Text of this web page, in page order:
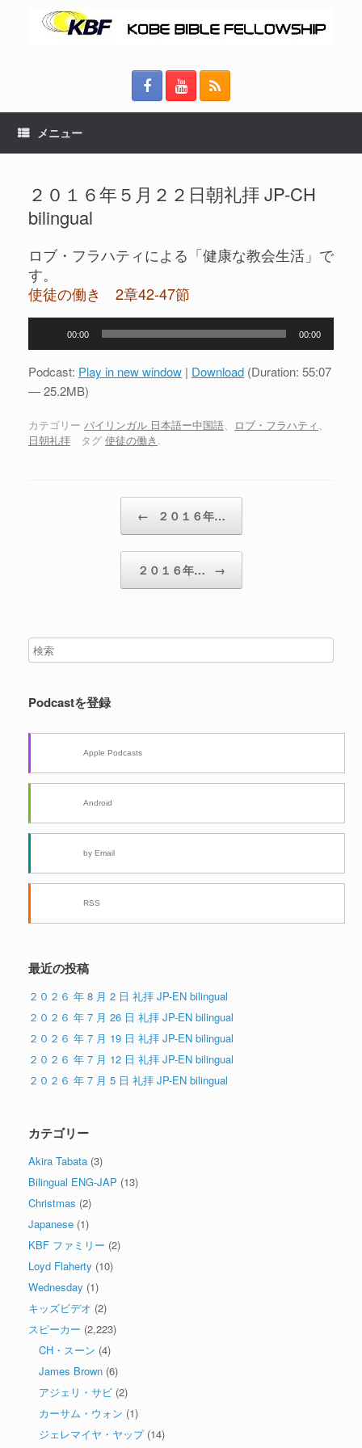
メニュー
２０１６年５月２２日朝礼拝 JP-CH
bilingual
ロブ・フラハティによる「健康な教会生活」で
す。
使徒の働き 2章42-47節
プ
ヤ
ー
00:00 00:00
Podcast: Play in new window | Download (Duration: 55:07
— 25.2MB)
カテゴリー バイリンガル 日本語ー中国語、 ロブ・フラハティ、
日朝礼拝 タグ 使徒の働き .
← ２０１６年…
２０１６年… →
Podcastを登録
Apple Podcasts
Android
by Email
RSS
最近の投稿
２０２６ 年 8 月 2 日 礼拝 JP-EN bilingual
２０２６ 年 7 月 26 日 礼拝 JP-EN bilingual
２０２６ 年 7 月 19 日 礼拝 JP-EN bilingual
２０２６ 年 7 月 12 日 礼拝 JP-EN bilingual
２０２６ 年 7 月 5 日 礼拝 JP-EN bilingual
カテゴリー
Akira Tabata (3)
Bilingual ENG-JAP (13)
Christmas (2)
Japanese (1)
KBF ファミリー (2)
Loyd Flaherty (10)
Wednesday (1)
キッズビデオ (2)
スピーカー (2,223)
CH・スーン (4)
James Brown (6)
アジェリ・サビ (2)
カーサム・ウォン (1)
ジェレマイヤ・ヤップ(14)